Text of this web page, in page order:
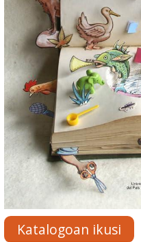
Katalogoan ikusi